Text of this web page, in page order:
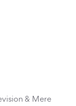
& Mere